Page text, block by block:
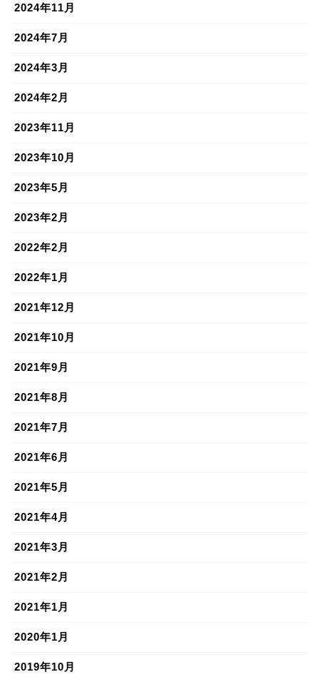
2024年11月
2024年7月
2024年3月
2024年2月
2023年11月
2023年10月
2023年5月
2023年2月
2022年2月
2022年1月
2021年12月
2021年10月
2021年9月
2021年8月
2021年7月
2021年6月
2021年5月
2021年4月
2021年3月
2021年2月
2021年1月
2020年1月
2019年10月